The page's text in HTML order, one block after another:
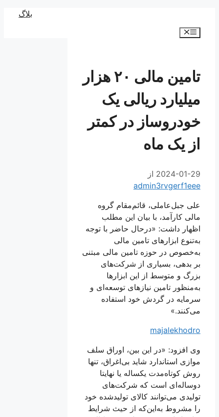
بلاگ
فهرست
تامین مالی ۲۰ هزار
میلیارد ریالی یک
خودروساز در کمتر
از یک ماه
2024-01-29 از
admin3rvgerf1eee
علی جبل‌عاملی، قائم‌مقام گروه
مالی کارآمد، با بیان این مطلب
اظهار داشت: «درحال ‌حاضر با توجه
به‌تنوع ابزارهای تامین مالی
به‌خصوص در حوزه تامین مالی مبتنی
بر بدهی، بسیاری از شرکت‌های
بزرگ و متوسط از این ابزارها
به‌منظور تامین نیازهای توسعه‌ای و
سرمایه در گردش خود استفاده
می‌کنند.»
majalekhodro
وی افزود: «در این بین، اوراق سلف
موازی استاندارد شاید بی‌اغراق، تنها
روش کوتاه‌مدت یکساله یا نهایتا
دوساله‌ای است که شرکت‌های
تولیدی می‌توانند کالای تولیدشده خود
را مشروط به‌این‌که از حیث شرایط